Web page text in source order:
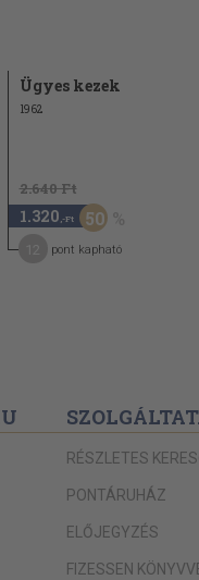
Ügyes kezek
1962
2.640 Ft
1.320 ,-Ft 50
pont kapható
RÉSZLETES
PONTÁRUHÁZ
ELŐJEGYZÉS
FIZESSEN